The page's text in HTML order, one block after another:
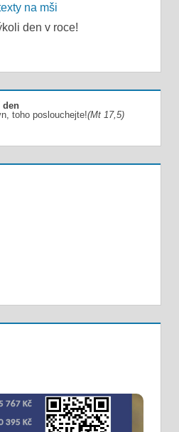
na mši
den v roce!
den
toho poslouchejte!(Mt 17,5)